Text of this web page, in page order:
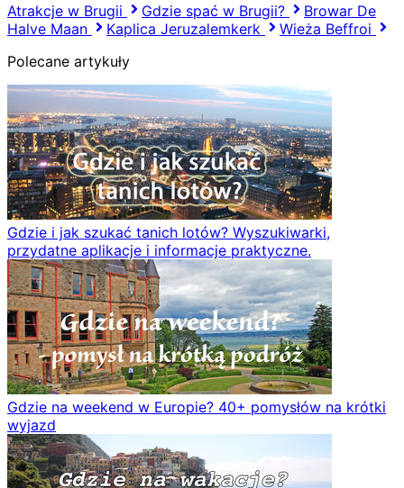
Atrakcje w Brugii
Gdzie spać w Brugii?
Browar De
Halve Maan
Kaplica Jeruzalemkerk
Wieża Beffroi
Polecane artykuły
Gdzie i jak szukać tanich lotów? Wyszukiwarki,
przydatne aplikacje i informacje praktyczne.
Gdzie na weekend w Europie? 40+ pomysłów na krótki
wyjazd